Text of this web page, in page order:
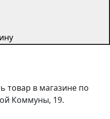
товар в магазине по
Коммуны, 19.